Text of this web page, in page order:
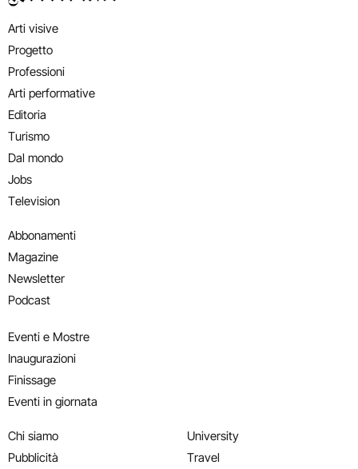
Arti visive
Progetto
Professioni
Arti performative
Editoria
Turismo
Dal mondo
Jobs
Television
Abbonamenti
Magazine
Newsletter
Podcast
Eventi e Mostre
Inaugurazioni
Finissage
Eventi in giornata
Chi siamo
Pubblicità
University
Travel